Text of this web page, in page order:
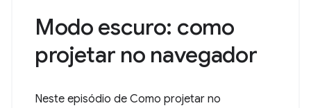
Modo escuro: como
projetar no navegador
Neste episódio de Como projetar no